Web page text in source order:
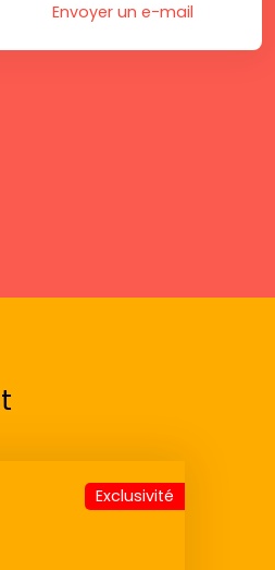
Envoyer un e-mail
Exclusivité